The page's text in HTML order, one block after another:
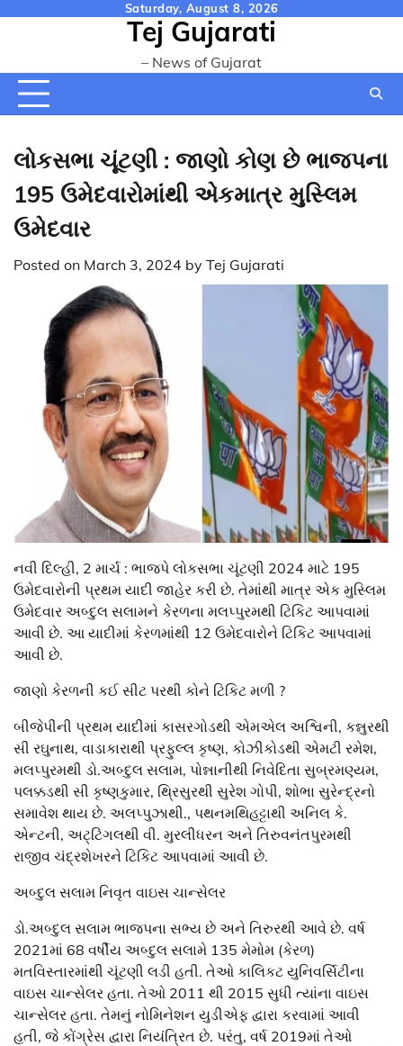
Saturday, August 8, 2026
Tej Gujarati
– News of Gujarat
લોકસભા ચૂંટણી : જાણો કોણ છે ભાજપના
195 ઉમેદવારોમાંથી એકમાત્ર મુસ્લિમ
ઉમેદવાર
Posted on March 3, 2024 by Tej Gujarati
નવી દિલ્હી, 2 માર્ચ : ભાજપે લોકસભા ચૂંટણી 2024 માટે 195
ઉમેદવારોની પ્રથમ યાદી જાહેર કરી છે. તેમાંથી માત્ર એક મુસ્લિમ
ઉમેદવાર અબ્દુલ સલામને કેરળના મલપ્પુરમથી ટિકિટ આપવામાં
આવી છે. આ યાદીમાં કેરળમાંથી 12 ઉમેદવારોને ટિકિટ આપવામાં
આવી છે.
જાણો કેરળની કઈ સીટ પરથી કોને ટિકિટ મળી ?
બીજેપીની પ્રથમ યાદીમાં કાસરગોડથી એમએલ અશ્વિની, કન્નુરથી
સી રઘુનાથ, વાડાકારાથી પ્રફુલ્લ કૃષ્ણ, કોઝીકોડથી એમટી રમેશ,
મલપ્પુરમથી ડો.અબ્દુલ સલામ, પોન્નાનીથી નિવેદિતા સુબ્રમણ્યમ,
પલક્કડથી સી કૃષ્ણકુમાર, થ્રિસુરથી સુરેશ ગોપી, શોભા સુરેન્દ્રનો
સમાવેશ થાય છે. અલપ્પુઝાથી., પથનમથિહટ્ટાથી અનિલ કે.
એન્ટની, અટ્ટિંગલથી વી. મુરલીધરન અને તિરુવનંતપુરમથી
રાજીવ ચંદ્રશેખરને ટિકિટ આપવામાં આવી છે.
અબ્દુલ સલામ નિવૃત વાઇસ ચાન્સેલર
ડો.અબ્દુલ સલામ ભાજપના સભ્ય છે અને તિરુરથી આવે છે. વર્ષ
2021માં 68 વર્ષીય અબ્દુલ સલામે 135 મેમોમ (કેરળ)
મતવિસ્તારમાંથી ચૂંટણી લડી હતી. તેઓ કાલિકટ યુનિવર્સિટીના
વાઇસ ચાન્સેલર હતા. તેઓ 2011 થી 2015 સુધી ત્યાંના વાઇસ
ચાન્સેલર હતા. તેમનું નોમિનેશન યુડીએફ દ્વારા કરવામાં આવી
હતી, જે કોંગ્રેસ દ્વારા નિયંત્રિત છે. પરંતુ, વર્ષ 2019માં તેઓ